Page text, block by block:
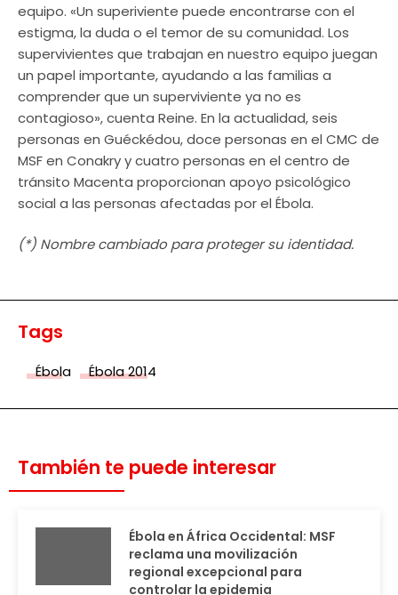
equipo. «Un superiviente puede encontrarse con el
estigma, la duda o el temor de su comunidad. Los
supervivientes que trabajan en nuestro equipo juegan
un papel importante, ayudando a las familias a
comprender que un superviviente ya no es
contagioso», cuenta Reine. En la actualidad, seis
personas en Guéckédou, doce personas en el CMC de
MSF en Conakry y cuatro personas en el centro de
tránsito Macenta proporcionan apoyo psicológico
social a las personas afectadas por el Ébola.
(*) Nombre cambiado para proteger su identidad.
Tags
Ébola Ébola 2014
También te puede interesar
Ébola en África Occidental: MSF
reclama una movilización
regional excepcional para
controlar la epidemia